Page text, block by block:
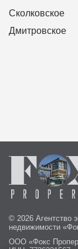
Сколковское
Дмитровское
© 2026 Агентство
недвижимости
ООО «Фокс